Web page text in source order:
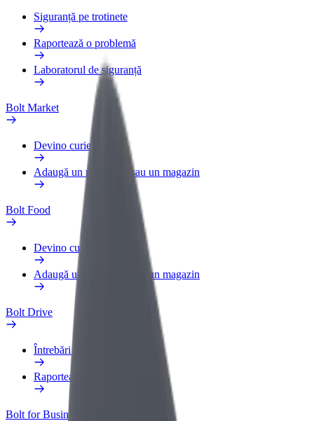
Siguranță pe trotinete
Raportează o problemă
Laboratorul de siguranță
Bolt Market
Devino curier
Adaugă un restaurant sau un magazin
Bolt Food
Devino curier
Adaugă un restaurant sau un magazin
Bolt Drive
Întrebări frecvente
Raportează un vehicul
Bolt for Business